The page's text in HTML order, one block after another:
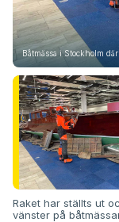
Båtmässa i Stockholm
Raket har ställts ut
vänster på